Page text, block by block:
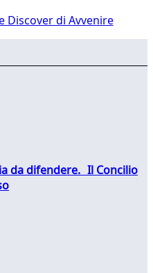
Discover di Avvenire
da difendere. Il Concilio